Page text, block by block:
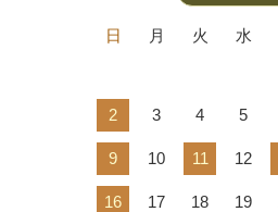
日 月 火 水
2 3 4 5
9 10 11 12
16 17 18 19